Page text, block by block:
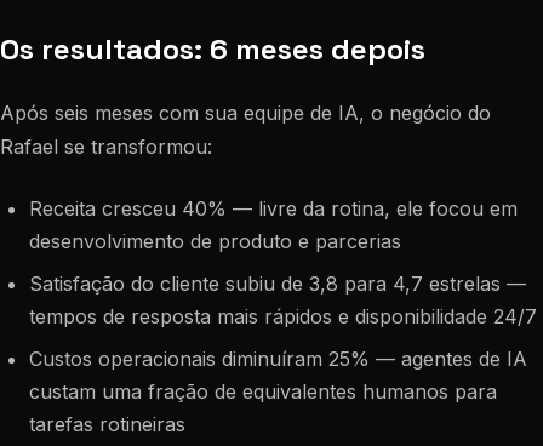
Os resultados: 6 meses depois
Após seis meses com sua equipe de IA, o negócio do
Rafael se transformou:
Receita cresceu 40% — livre da rotina, ele focou em
desenvolvimento de produto e parcerias
Satisfação do cliente subiu de 3,8 para 4,7 estrelas —
tempos de resposta mais rápidos e disponibilidade 24/7
Custos operacionais diminuíram 25% — agentes de IA
custam uma fração de equivalentes humanos para
tarefas rotineiras